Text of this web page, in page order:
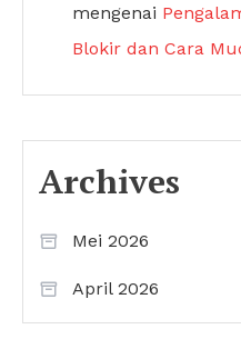
mengenai
Blokir dan Cara
Archives
Mei 2026
April 2026